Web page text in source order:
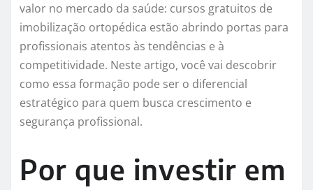
valor no mercado da saúde: cursos gratuitos de
imobilização ortopédica estão abrindo portas para
profissionais atentos às tendências e à
competitividade. Neste artigo, você vai descobrir
como essa formação pode ser o diferencial
estratégico para quem busca crescimento e
segurança profissional.
Por que investir em